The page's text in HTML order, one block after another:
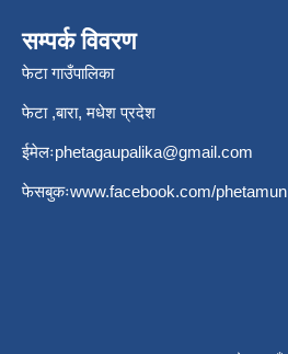
सम्पर्क विवरण
फेटा गाउँपालिका
फेटा ,बारा, मधेश प्रदेश
ईमेलःphetagaupalika@gmail.com
फेसबुकःwww.facebook.com/phetamun